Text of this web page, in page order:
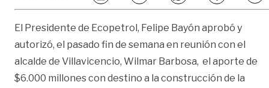
El Presidente de Ecopetrol, Felipe Bayón aprobó y
autorizó, el pasado fin de semana en reunión con el
alcalde de Villavicencio, Wilmar Barbosa, el aporte de
$6.000 millones con destino a la construcción de la